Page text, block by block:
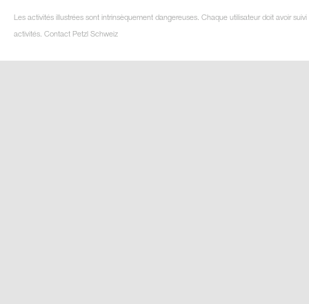
Les activités illustrées sont intrinsèquement dangereuses. Chaque utilisateur doit avoir
activités. Contact Petzl Schweiz